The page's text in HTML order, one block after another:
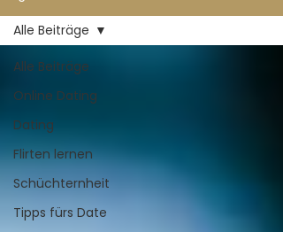
Alle Beiträge
Online Dating
Dating
Flirten lernen
Schüchternheit
Tipps fürs Date
Alle Beiträge